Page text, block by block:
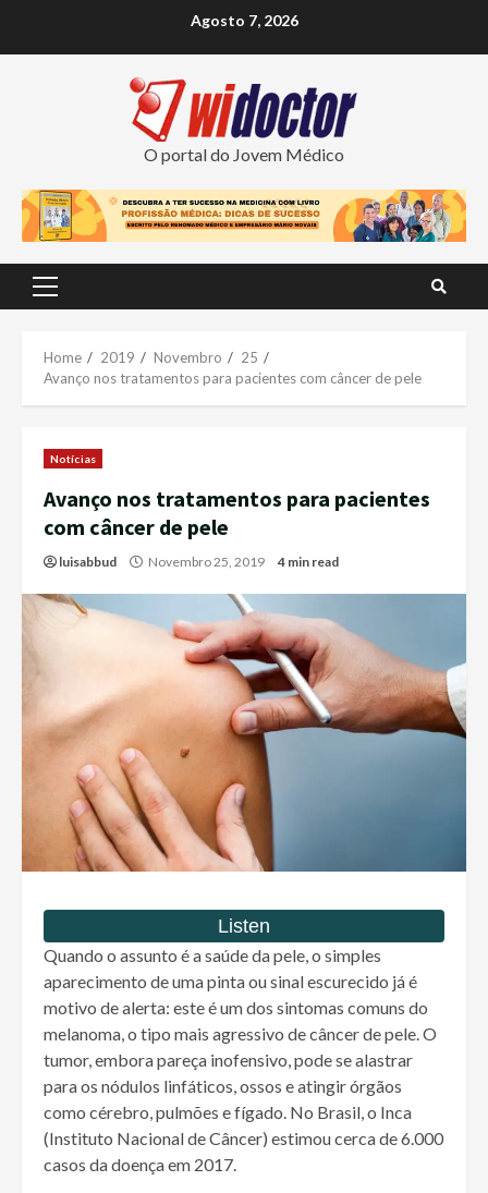
Agosto 7, 2026
O portal do Jovem Médico
Primary
Home 2019 Novembro
25
Avanço nos tratamentos para pacientes com câncer de pele
Notícias
Avanço nos tratamentos para pacientes
com câncer de pele
luisabbud Novembro 25, 2019 4 min read
Quando o assunto é a saúde da pele, o simples
aparecimento de uma pinta ou sinal escurecido já é
motivo de alerta: este é um dos sintomas comuns do
melanoma, o tipo mais agressivo de câncer de pele. O
tumor, embora pareça inofensivo, pode se alastrar
para os nódulos linfáticos, ossos e atingir órgãos
como cérebro, pulmões e fígado. No Brasil, o Inca
(Instituto Nacional de Câncer) estimou cerca de 6.000
casos da doença em 2017.